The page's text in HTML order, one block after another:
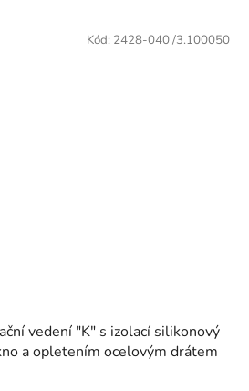
vedení "K" s izolací silikonový
a opletením ocelovým drátem
Kód: 2428-040 /3.100050